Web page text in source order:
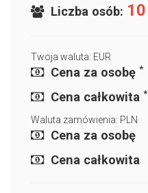
Liczba osób: 10
Twoja waluta: EUR
Cena za osobę *
Cena całkowita *
Waluta zamówienia: PLN
Cena za osobę
Cena całkowita